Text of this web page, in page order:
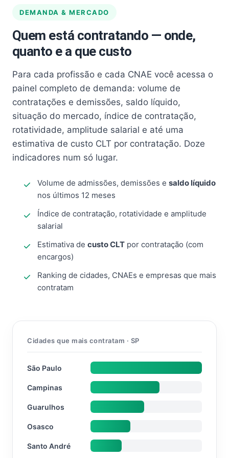
DEMANDA & MERCADO
Quem está contratando — onde,
quanto e a que custo
Para cada profissão e cada CNAE você acessa o
painel completo de demanda: volume de
contratações e demissões, saldo líquido,
situação do mercado, índice de contratação,
rotatividade, amplitude salarial e até uma
estimativa de custo CLT por contratação. Doze
indicadores num só lugar.
Volume de admissões, demissões e saldo líquido
nos últimos 12 meses
Índice de contratação, rotatividade e amplitude
salarial
Estimativa de custo CLT por contratação (com
encargos)
Ranking de cidades, CNAEs e empresas que mais
contratam
Cidades que mais contratam · SP
São Paulo
Campinas
Guarulhos
Osasco
Santo André